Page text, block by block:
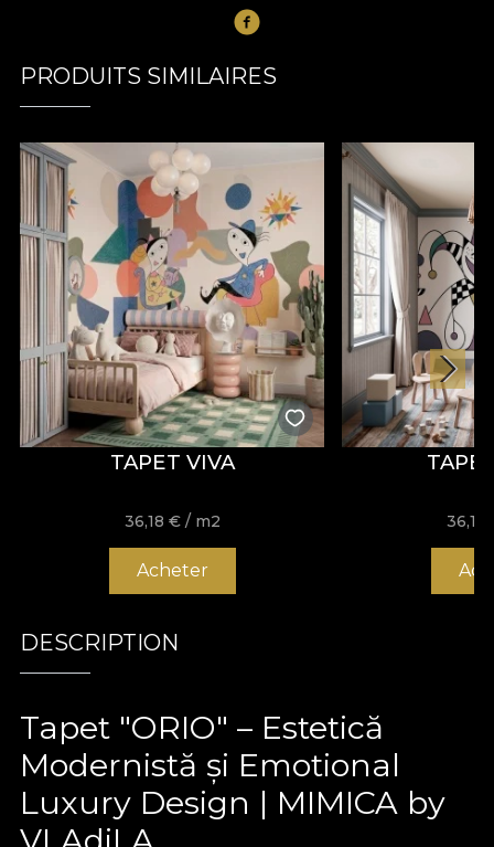
PRODUITS SIMILAIRES
TAPET VIVA
36,18 € / m2
Acheter
36,18
DESCRIPTION
Tapet "ORIO" – Estetică
Modernistă și Emotional
Luxury Design | MIMICA by